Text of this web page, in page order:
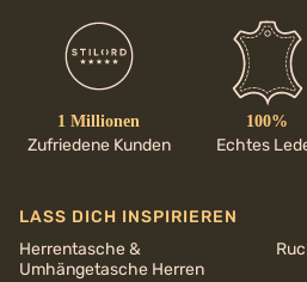
1 Millionen
Zufriedene Kunden
100%
Echtes
LASS DICH INSPIRIEREN
Herrentasche &
Umhängetasche Herren